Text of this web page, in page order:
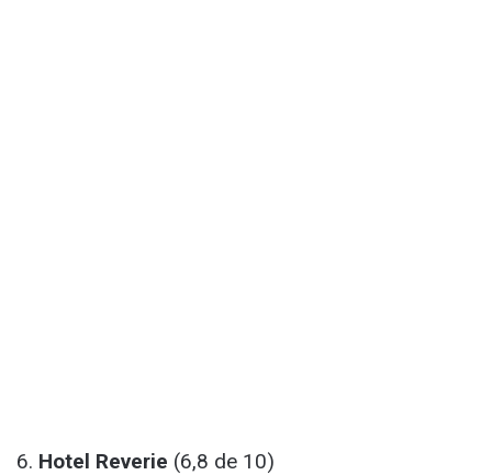
6. Hotel Reverie (6,8 de 10)